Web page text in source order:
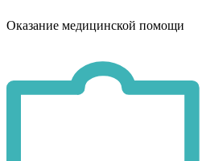
Оказание медицинской помощи